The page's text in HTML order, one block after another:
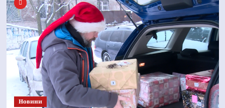
Новини